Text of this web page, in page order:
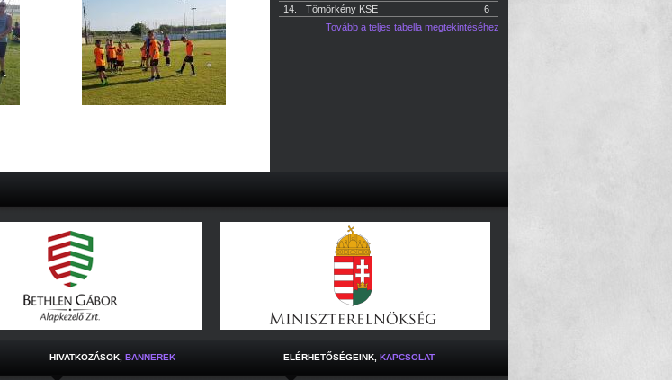
14.
Tömörkény KSE
6
Tovább a teljes tabella megtekintéséhez
HIVATKOZÁSOK, BANNEREK ELÉRHETŐSÉGEINK, KAPCSOLAT